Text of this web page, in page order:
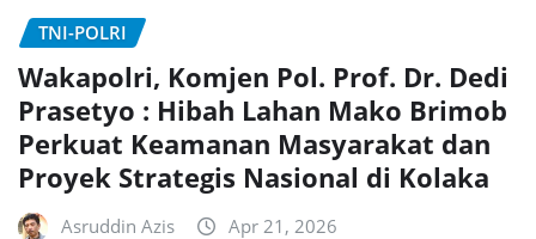
TNI-POLRI
Wakapolri, Komjen Pol. Prof. Dr. Dedi
Prasetyo : Hibah Lahan Mako Brimob
Perkuat Keamanan Masyarakat dan
Proyek Strategis Nasional di Kolaka
Asruddin Azis Apr 21, 2026